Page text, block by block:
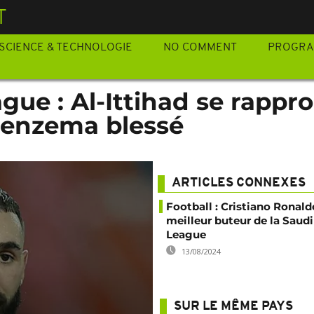
SCIENCE & TECHNOLOGIE NO COMMENT
: Al-Ittihad se
blessé
ARTICLES CONNEXES
Football : Cristiano
meilleur buteur de la
League
13/08/2024
SUR LE MÊME PAYS